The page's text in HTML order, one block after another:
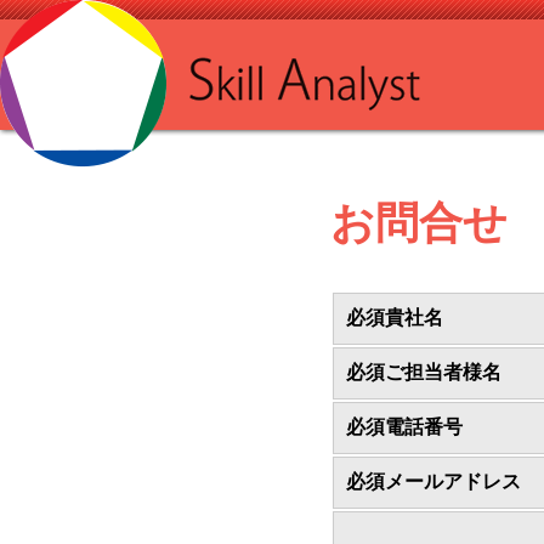
お問合せ
必須貴社名
必須ご担当者様名
必須電話番号
必須メールアドレス